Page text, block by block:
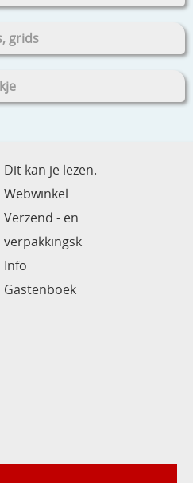
grids
Dit kan je lezen.
Webwinkel
Verzend - en
verpakkingsk
Info
Gastenboek